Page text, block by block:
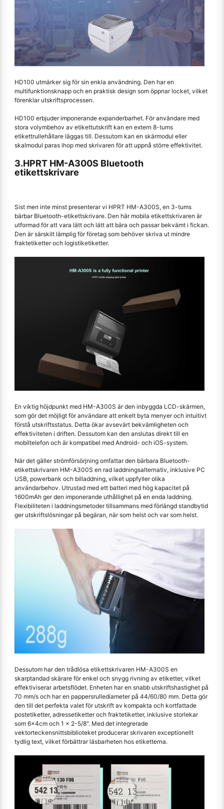
HD100 utmärker sig för sin enkla användning. Den har en
multifunktionsknapp och en praktisk design som öppnar locket, vilket
förenklar utskriftsprocessen.
HD100 erbjuder imponerande expanderbarhet. För användare med
stora volymbehov av etikettutskrift kan en extern 8-tums
etikettrullehållare läggas till. Dessutom kan en skärmodul eller
skalmodul paras ihop med skrivaren för att uppnå större effektivitet.
3.HPRT HM-A300S Bluetooth
etikettskrivare
Sist men inte minst presenterar vi HPRT HM-A300S, en 3-tums
bärbar Bluetooth-etikettskrivare. Den här mobila etikettskrivaren är
utformad för att vara lätt och lätt att bära och passar bekvämt i fickan.
Den är särskilt lämplig för företag som behöver skriva ut mindre
fraktetiketter och logistiketiketter.
En viktig höjdpunkt med HM-A300S är den inbyggda LCD-skärmen,
som gör det möjligt för användare att enkelt byta menyer och intuitivt
förstå utskriftsstatus. Detta ökar avsevärt bekvämligheten och
effektiviteten i driften. Dessutom kan den anslutas direkt till en
mobiltelefon och är kompatibel med Android- och iOS-system.
När det gäller strömförsörjning omfattar den bärbara Bluetooth-
etikettskrivaren HM-A300S en rad laddningsalternativ, inklusive PC
USB, powerbank och billaddning, vilket uppfyller olika
användarbehov. Utrustad med ett batteri med hög kapacitet på
1600mAh ger den imponerande uthållighet på en enda laddning.
Flexibiliteten i laddningsmetoder tillsammans med förlängd standbytid
ger utskriftslösningar på begäran, när som helst och var som helst.
Dessutom har den trådlösa etikettskrivaren HM-A300S en
skarptandad skärare för enkel och snygg rivning av etiketter, vilket
effektiviserar arbetsflödet. Enheten har en snabb utskriftshastighet på
70 mm/s och har en pappersrullediameter på 44/60/80 mm. Detta gör
den till det perfekta valet för utskrift av kompakta och kortfattade
postetiketter, adressetiketter och fraktetiketter, inklusive storlekar
som 6x4cm och 1 x 2-5/8". Med det integrerade
vektorteckensnittsbiblioteket producerar skrivaren exceptionellt
tydlig text, vilket förbättrar läsbarheten hos etiketterna.